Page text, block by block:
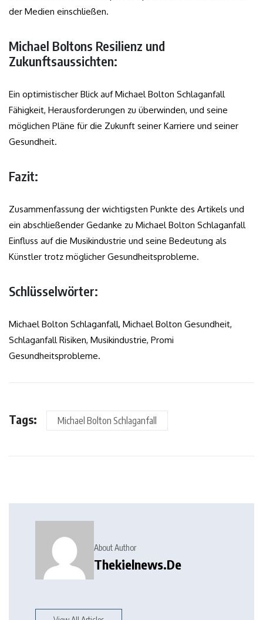
der Medien einschließen.
Michael Boltons Resilienz und
Zukunftsaussichten:
Ein optimistischer Blick auf Michael Bolton Schlaganfall
Fähigkeit, Herausforderungen zu überwinden, und seine
möglichen Pläne für die Zukunft seiner Karriere und seiner
Gesundheit.
Fazit:
Zusammenfassung der wichtigsten Punkte des Artikels und
ein abschließender Gedanke zu Michael Bolton Schlaganfall
Einfluss auf die Musikindustrie und seine Bedeutung als
Künstler trotz möglicher Gesundheitsprobleme.
Schlüsselwörter:
Michael Bolton Schlaganfall, Michael Bolton Gesundheit,
Schlaganfall Risiken, Musikindustrie, Promi
Gesundheitsprobleme.
Tags: Michael Bolton Schlaganfall
About Author
Thekielnews.de